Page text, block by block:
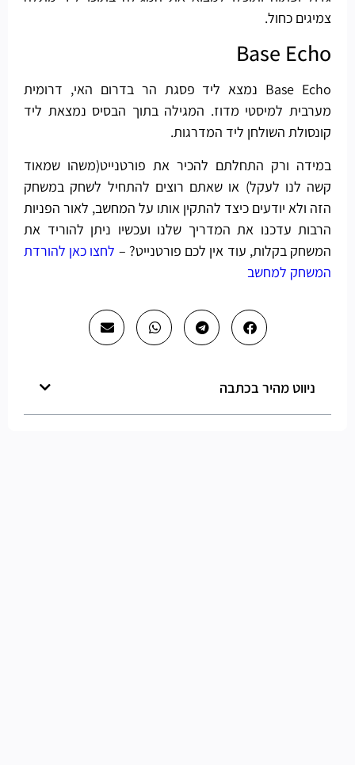
צמיגים כחול.
Base Echo
Base Echo נמצא ליד פסגת הר בדרום האי, דרומית
מערבית למיסטי מדוז. המגילה בתוך הבסיס נמצאת ליד
קונסולת השולחן ליד המדרגות.
במידה ורק התחלתם להכיר את פורטנייט(משהו שמאוד
קשה לנו לעקל) או שאתם רוצים להתחיל לשחק במשחק
הזה ולא יודעים כיצד להתקין אותו על המחשב, לאור הפניות
הרבות עדכנו את המדריך שלנו ועכשיו ניתן להוריד את
המשחק בקלות, עוד אין לכם פורטנייט? – לחצו כאן להורדת
המשחק למחשב
ניווט מהיר בכתבה